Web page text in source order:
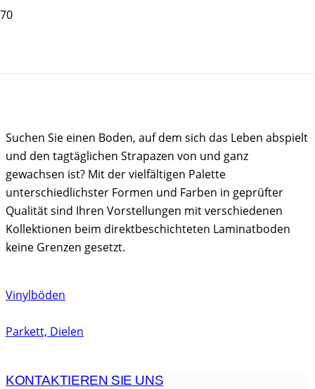
Suchen Sie einen Boden, auf dem sich das Leben abspielt
und den tagtäglichen Strapazen von und ganz
gewachsen ist? Mit der vielfältigen Palette
unterschiedlichster Formen und Farben in geprüfter
Qualität sind Ihren Vorstellungen mit verschiedenen
Kollektionen beim direktbeschichteten Laminatboden
keine Grenzen gesetzt.
Vinylböden
Parkett, Dielen
KONTAKTIEREN SIE UNS